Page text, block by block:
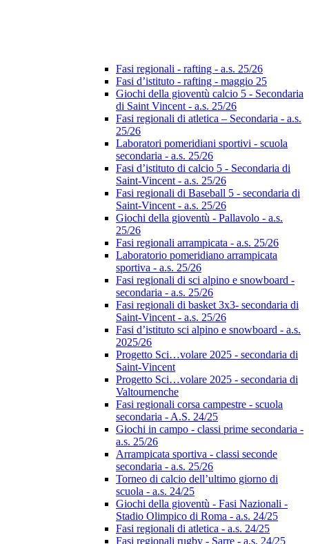
Fasi regionali - rafting - a.s. 25/26
Fasi d’istituto - rafting - maggio 25
Giochi della gioventù calcio 5 - Secondaria
di Saint Vincent - a.s. 25/26
Fasi regionali di atletica – Secondaria - a.s.
25/26
Laboratori pomeridiani sportivi - scuola
secondaria - a.s. 25/26
Fasi d’istituto di calcio 5 - Secondaria di
Saint-Vincent - a.s. 25/26
Fasi regionali di Baseball 5 - secondaria di
Saint-Vincent - a.s. 25/26
Giochi della gioventù - Pallavolo - a.s.
25/26
Fasi regionali arrampicata - a.s. 25/26
Laboratorio pomeridiano arrampicata
sportiva - a.s. 25/26
Fasi regionali di sci alpino e snowboard -
secondaria - a.s. 25/26
Fasi regionali di basket 3x3- secondaria di
Saint-Vincent - a.s. 25/26
Fasi d’istituto sci alpino e snowboard - a.s.
2025/26
Progetto Sci…volare 2025 - secondaria di
Saint-Vincent
Progetto Sci…volare 2025 - secondaria di
Valtournenche
Fasi regionali corsa campestre - scuola
secondaria - A.S. 24/25
Giochi in campo - classi prime secondaria -
a.s. 25/26
Arrampicata sportiva - classi seconde
secondaria - a.s. 25/26
Torneo di calcio dell’ultimo giorno di
scuola - a.s. 24/25
Giochi della gioventù - Fasi Nazionali -
Stadio Olimpico di Roma - a.s. 24/25
Fasi regionali di atletica - a.s. 24/25
Fasi regionali rugby - Sarre - a.s. 24/25